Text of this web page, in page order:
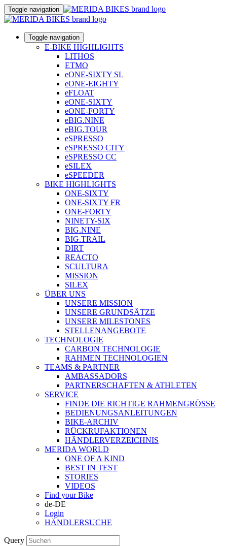
Toggle navigation
Toggle navigation
E-BIKE HIGHLIGHTS
LITHOS
ETMO
eONE-SIXTY SL
eONE-EIGHTY
eFLOAT
eONE-SIXTY
eONE-FORTY
eBIG.NINE
eBIG.TOUR
eSPRESSO
eSPRESSO CITY
eSPRESSO CC
eSILEX
eSPEEDER
BIKE HIGHLIGHTS
ONE-SIXTY
ONE-SIXTY FR
ONE-FORTY
NINETY-SIX
BIG.NINE
BIG.TRAIL
DIRT
REACTO
SCULTURA
MISSION
SILEX
ÜBER UNS
UNSERE MISSION
UNSERE GRUNDSÄTZE
UNSERE MILESTONES
STELLENANGEBOTE
TECHNOLOGIE
CARBON TECHNOLOGIE
RAHMEN TECHNOLOGIEN
TEAMS & PARTNER
AMBASSADORS
PARTNERSCHAFTEN & ATHLETEN
SERVICE
FINDE DIE RICHTIGE RAHMENGRÖSSE
BEDIENUNGSANLEITUNGEN
BIKE-ARCHIV
RÜCKRUFAKTIONEN
HÄNDLERVERZEICHNIS
MERIDA WORLD
ONE OF A KIND
BEST IN TEST
STORIES
VIDEOS
Find your Bike
de-DE
Login
HÄNDLERSUCHE
Query